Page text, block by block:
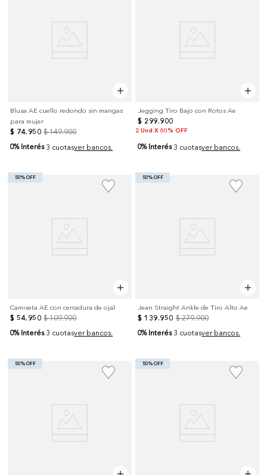
Blusa AE cuello redondo sin mangas
para mujer
$ 74. 950 $ 149.900
0% Interés 3 cuotasver bancos.
Jegging Tiro Bajo con Rotos Ae
$ 299.900
2 Und X 60% OFF
0% Interés 3 cuotasver bancos.
50% OFF
Camiseta AE con cerradura de ojal
$ 54. 950 $ 109.900
0% Interés 3 cuotasver bancos.
50% OFF
Jean Straight Ankle de Tiro Alto Ae
$ 139.950 $ 279.900
0% Interés 3 cuotasver bancos.
50% OFF 50% OFF